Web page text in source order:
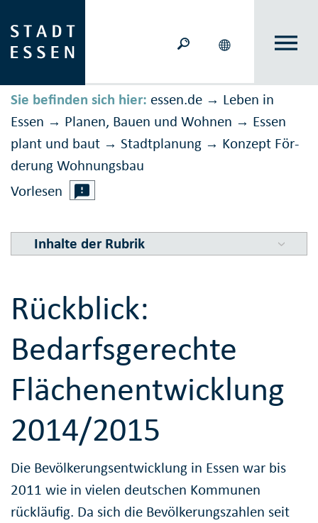
Sie befinden sich hier: essen.de → Leben in
Essen → Planen, Bauen und Wohnen → Essen
plant und baut → Stadtplanung → Konzept För­
derung Wohn­ungs­bau
Vorlesen
Inhalte der Rubrik
Rückblick:
Bedarfsgerechte
Flächenentwicklung
2014/2015
Die Bevölkerungsentwicklung in Essen war bis
2011 wie in vielen deutschen Kommunen
rückläufig. Da sich die Bevölkerungszahlen seit